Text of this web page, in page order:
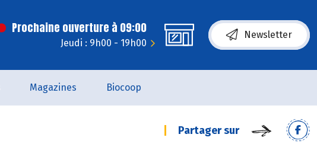
Prochaine ouverture à 09:00
Jeudi : 9h00 - 19h00
Newsletter
Magazines Biocoop
Partager sur